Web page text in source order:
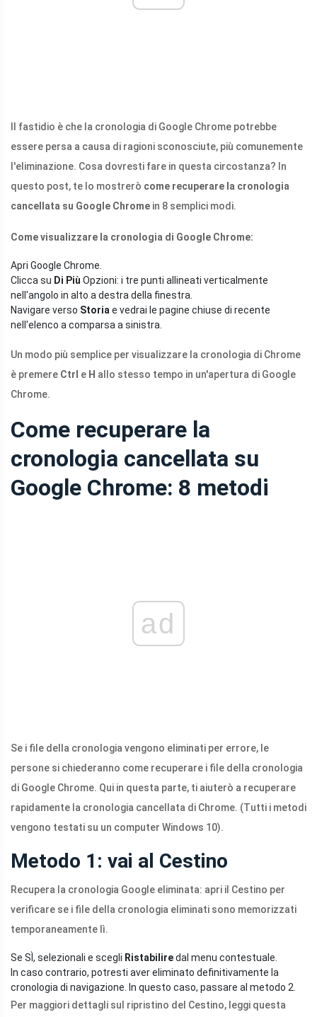
Il fastidio è che la cronologia di Google Chrome potrebbe
essere persa a causa di ragioni sconosciute, più comunemente
l'eliminazione. Cosa dovresti fare in questa circostanza? In
questo post, te lo mostrerò come recuperare la cronologia
cancellata su Google Chrome in 8 semplici modi.
Come visualizzare la cronologia di Google Chrome:
Apri Google Chrome.
Clicca su Di Più Opzioni: i tre punti allineati verticalmente
nell'angolo in alto a destra della finestra.
Navigare verso Storia e vedrai le pagine chiuse di recente
nell'elenco a comparsa a sinistra.
Un modo più semplice per visualizzare la cronologia di Chrome
è premere Ctrl e H allo stesso tempo in un'apertura di Google
Chrome.
Come recuperare la
cronologia cancellata su
Google Chrome: 8 metodi
ad
Se i file della cronologia vengono eliminati per errore, le
persone si chiederanno come recuperare i file della cronologia
di Google Chrome. Qui in questa parte, ti aiuterò a recuperare
rapidamente la cronologia cancellata di Chrome. (Tutti i metodi
vengono testati su un computer Windows 10).
Metodo 1: vai al Cestino
Recupera la cronologia Google eliminata: apri il Cestino per
verificare se i file della cronologia eliminati sono memorizzati
temporaneamente lì.
Se SÌ, selezionali e scegli Ristabiliredal menu contestuale.
In caso contrario, potresti aver eliminato definitivamente la
cronologia di navigazione. In questo caso, passare al metodo 2.
Per maggiori dettagli sul ripristino del Cestino, leggi questa